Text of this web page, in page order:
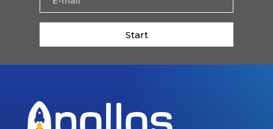
Start